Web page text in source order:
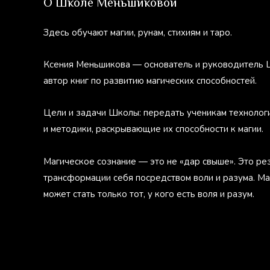
Здесь обучают магии, рунам, стихиям и таро.
Ксения Меньшикова — основатель и руководитель
автор книг по развитию магических способностей.
Цели и задачи Школы: передать ученикам
и методики, раскрывающие их способности к магии.
Магическое сознание — это не «дар свыше». Это
трансформации себя посредством воли и разума.
может стать только тот, у кого есть воля и разум.